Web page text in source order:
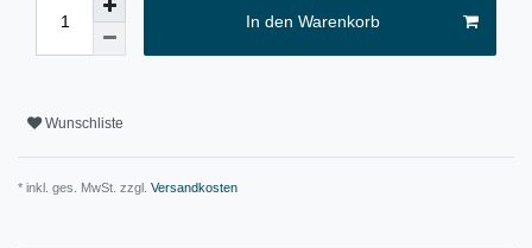
In den Warenkorb
Wunschliste
* inkl. ges. MwSt. zzgl. Versandkosten